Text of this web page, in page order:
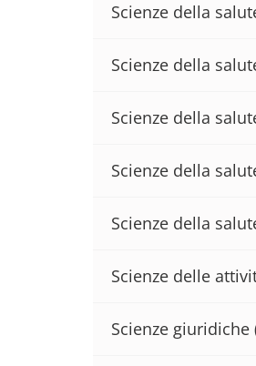
Scienze della
Scienze della
Scienze della
Scienze della
Scienze della
Scienze delle
Scienze giuridiche